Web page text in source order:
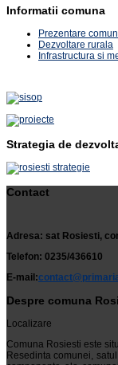
Informatii comuna
Prezentare
Dezvoltare rurala
Infrastructura si
Strategia de
Contact
Adresa: sat Rosiesti,
Telefon: 0235/436610
E-mail:
Despre comuna
Localizare
Comuna Rosiesti este
Resedinta comunei,